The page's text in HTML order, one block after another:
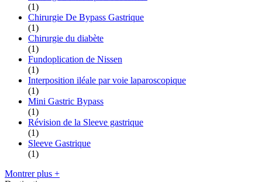
(1)
Chirurgie De Bypass Gastrique
(1)
Chirurgie du diabète
(1)
Fundoplication de Nissen
(1)
Interposition iléale par voie laparoscopique
(1)
Mini Gastric Bypass
(1)
Révision de la Sleeve gastrique
(1)
Sleeve Gastrique
(1)
Montrer plus +